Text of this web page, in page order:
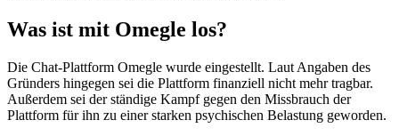
Was ist mit Omegle los?
Die Chat-Plattform Omegle wurde eingestellt. Laut Angaben des
Gründers hingegen sei die Plattform finanziell nicht mehr tragbar.
Außerdem sei der ständige Kampf gegen den Missbrauch der
Plattform für ihn zu einer starken psychischen Belastung geworden.